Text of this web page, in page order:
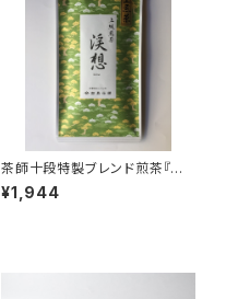
茶師十段特製ブレンド煎茶『渓
想』70g
¥1,944